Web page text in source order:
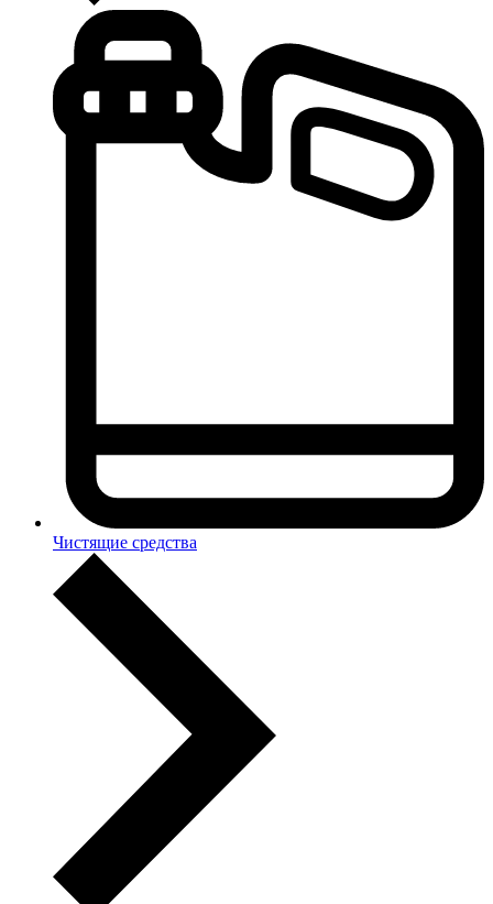
Чистящие средства